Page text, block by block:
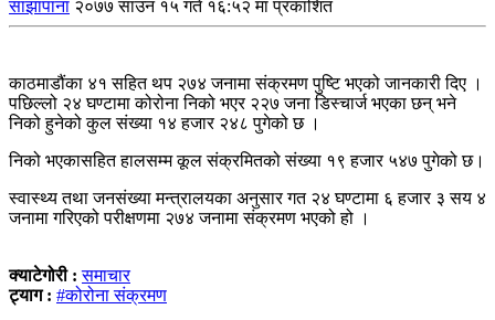
साझापाना २०७७ साउन १५ गते १६:५२ मा प्रकाशित
काठमाडौंका ४१ सहित थप २७४ जनामा संक्रमण पुष्टि भएको जानकारी दिए ।
पछिल्लो २४ घण्टामा कोरोना निको भएर २२७ जना डिस्चार्ज भएका छन् भने
निको हुनेको कुल संख्या १४ हजार २४८ पुगेको छ ।
निको भएकासहित हालसम्म कूल संक्रमितको संख्या १९ हजार ५४७ पुगेको छ।
स्वास्थ्य तथा जनसंख्या मन्त्रालयका अनुसार गत २४ घण्टामा ६ हजार ३ सय ४
जनामा गरिएको परीक्षणमा २७४ जनामा संक्रमण भएको हो ।
क्याटेगोरी :समाचार
ट्याग : #कोरोना संक्रमण